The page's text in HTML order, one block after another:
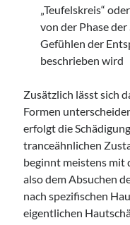
„Teufelskreis“
von der Phase
Gefühlen der
beschrieben wird
Zusätzlich lässt sich
Formen
erfolgt die
tranceähnlichen
beginnt meistens mit
also dem Absuchen
nach spezifischen
eigentlichen